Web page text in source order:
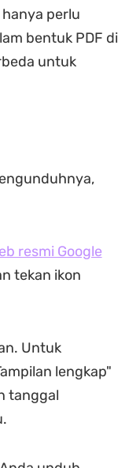
perlu
bentuk PDF di
untuk
resmi Google
tekan ikon
Untuk
lengkap"
tanggal